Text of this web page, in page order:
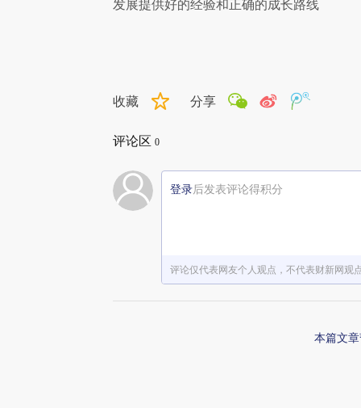
发展提供好的经验和正确的成长路线
收藏 分享
评论区 0
登录后发表评论得积分
评论仅代表网友个人观点，不代表财新网观
本篇文